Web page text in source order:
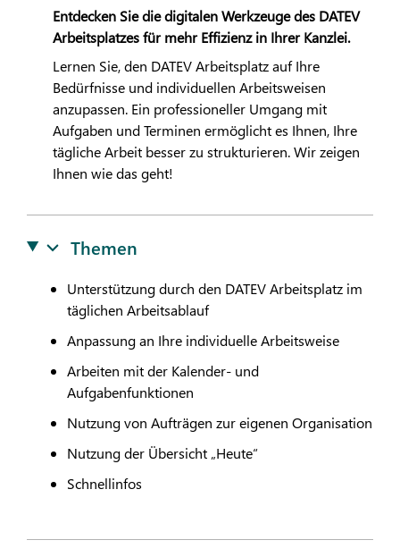
Entdecken Sie die digitalen Werkzeuge des DATEV
Arbeitsplatzes für mehr Effizienz in Ihrer Kanzlei.
Lernen Sie, den DATEVArbeitsplatz auf Ihre
Bedürfnisse und individuellen Arbeitsweisen
anzupassen. Ein professioneller Umgang mit
Aufgaben und Terminen ermöglicht es Ihnen, Ihre
tägliche Arbeit besser zu strukturieren. Wir zeigen
Ihnen wie das geht!
Themen
Unterstützung durch den DATEVArbeitsplatz im
täglichen Arbeitsablauf
Anpassung an Ihre individuelle Arbeitsweise
Arbeiten mit der Kalender- und
Aufgabenfunktionen
Nutzung von Aufträgen zur eigenen Organisation
Nutzung der Übersicht „Heute“
Schnellinfos